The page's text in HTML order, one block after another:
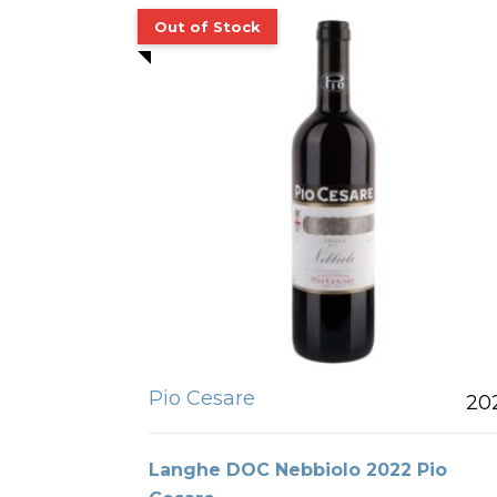
Pio Cesare
Langhe DOC Nebbiolo 2022 Pio